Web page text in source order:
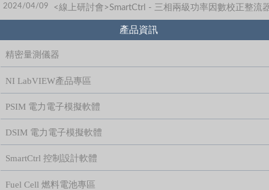
2024/04/09 <線上研討會>SmartCtrl - 三相兩級功率因數校正整流
產品資訊
精密量測儀器
NI LabVIEW產品專區
PSIM 電力電子模擬軟體
DSIM 電力電子模擬軟體
SmartCtrl 控制設計軟體
Fuel Cell 燃料電池專區